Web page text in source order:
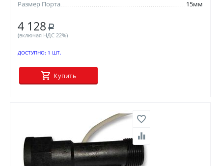
Размер Порта 15мм
4 128 Р
(включая НДС 22%)
ДОСТУПНО: 1 ШТ.
Купить